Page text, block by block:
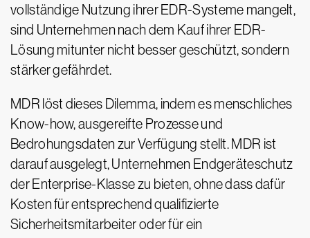
vollständige Nutzung ihrer EDR-Systeme mangelt,
sind Unternehmen nach dem Kauf ihrer EDR-
Lösung mitunter nicht besser geschützt, sondern
stärker gefährdet.
MDR löst dieses Dilemma, indem es menschliches
Know-how, ausgereifte Prozesse und
Bedrohungsdaten zur Verfügung stellt. MDR ist
darauf ausgelegt, Unternehmen Endgeräteschutz
der Enterprise-Klasse zu bieten, ohne dass dafür
Kosten für entsprechend qualifizierte
Sicherheitsmitarbeiter oder für ein